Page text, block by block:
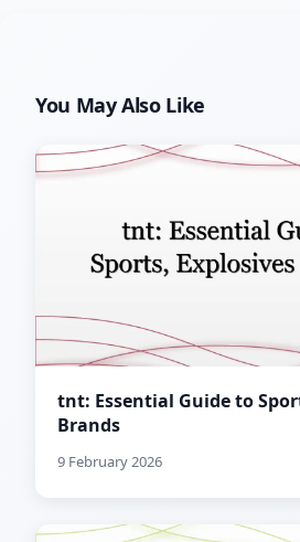
You May Also Like
tnt: Essential Guide to
Brands
9 February 2026